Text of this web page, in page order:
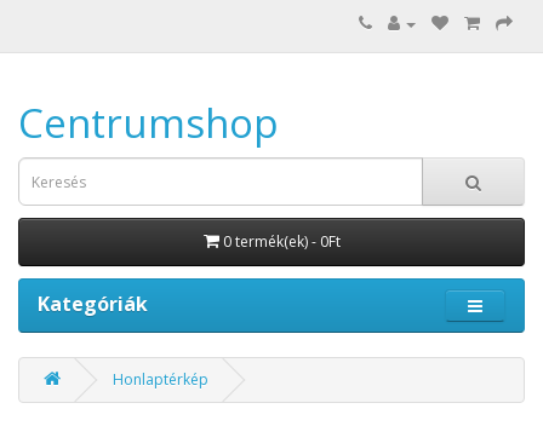
Centrumshop
0 termék(ek) - 0Ft
Kategóriák
Honlaptérkép